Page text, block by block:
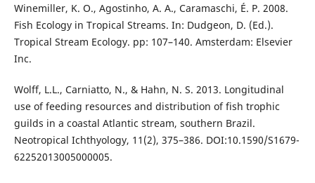
Winemiller, K. O., Agostinho, A. A., Caramaschi, É. P. 2008.
Fish Ecology in Tropical Streams. In: Dudgeon, D. (Ed.).
Tropical Stream Ecology. pp: 107–140. Amsterdam: Elsevier
Inc.
Wolff, L.L., Carniatto, N., & Hahn, N. S. 2013. Longitudinal
use of feeding resources and distribution of fish trophic
guilds in a coastal Atlantic stream, southern Brazil.
Neotropical Ichthyology, 11(2), 375–386. DOI:10.1590/S1679-
62252013005000005.